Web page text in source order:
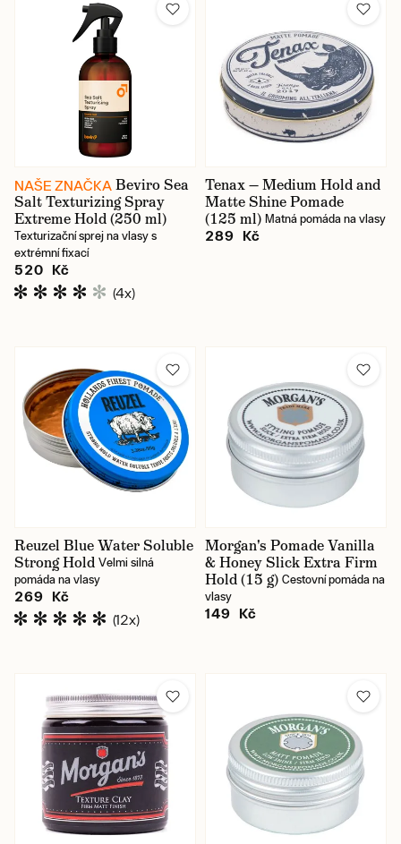
NAŠE ZNAČKA Beviro Sea
Salt Texturizing Spray
Extreme Hold (250 ml)
Texturizační sprej na vlasy s
extrémní fixací
520 Kč
(4x)
Tenax — Medium Hold and
Matte Shine Pomade
(125 ml) Matná pomáda na vlasy
289 Kč
Reuzel Blue Water Soluble
Strong Hold Velmi silná
pomáda na vlasy
269 Kč
(12x)
Morgan's Pomade Vanilla
& Honey Slick Extra Firm
Hold (15 g) Cestovní pomáda na
vlasy
149 Kč